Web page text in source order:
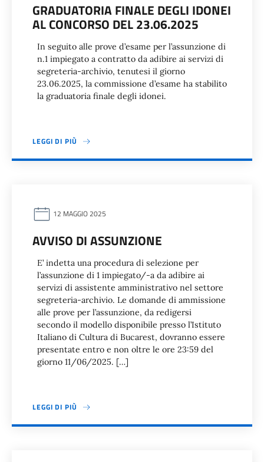
GRADUATORIA FINALE DEGLI IDONEI
AL CONCORSO DEL 23.06.2025
In seguito alle prove d’esame per l’assunzione di
n.1 impiegato a contratto da adibire ai servizi di
segreteria-archivio, tenutesi il giorno
23.06.2025, la commissione d’esame ha stabilito
la graduatoria finale degli idonei.
LEGGI DI PIÙ
12 MAGGIO 2025
AVVISO DI ASSUNZIONE
E’ indetta una procedura di selezione per
l’assunzione di 1 impiegato/-a da adibire ai
servizi di assistente amministrativo nel settore
segreteria-archivio. Le domande di ammissione
alle prove per l’assunzione, da redigersi
secondo il modello disponibile presso l’Istituto
Italiano di Cultura di Bucarest, dovranno essere
presentate entro e non oltre le ore 23:59 del
giorno 11/06/2025. […]
LEGGI DI PIÙ